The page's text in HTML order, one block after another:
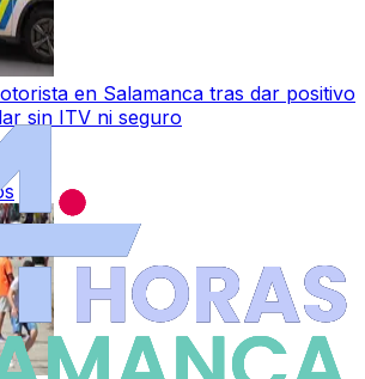
en Salamanca tras dar positivo
sin ITV ni seguro